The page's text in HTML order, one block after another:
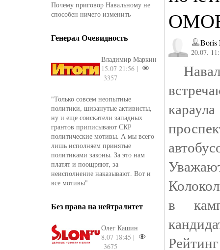
Почему приговор Навальному не
способен ничего изменить
Генерал Очевидность
Владимир Маркин
15.07 21:56 |
3357
"Только совсем неопытные
политики, шизанутые активисты,
ну и еще соискатели западных
грантов приписывают СКР
политические мотивы. А мы всего
лишь исполняем принятые
политиками законы. За это нам
платят и поощряют, за
неисполнение наказывают. Вот и
все мотивы"
Без права на нейтралитет
Олег Кашин
8.07 18:45 |
3675
Boris
20.07.
в